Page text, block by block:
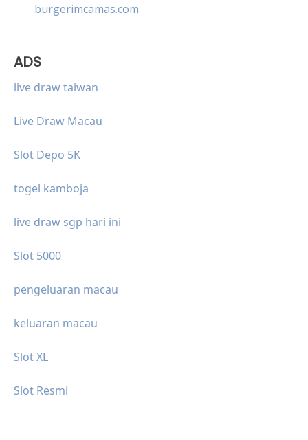
burgerimcamas.com
ADS
live draw taiwan
Live Draw Macau
Slot Depo 5K
togel kamboja
live draw sgp hari ini
Slot 5000
pengeluaran macau
keluaran macau
Slot XL
Slot Resmi